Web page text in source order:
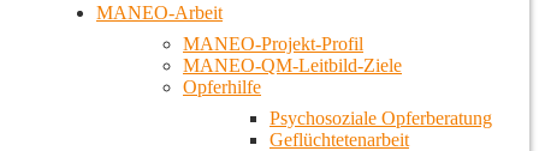
MANEO-Arbeit
MANEO-Projekt-Profil
MANEO-QM-Leitbild-Ziele
Opferhilfe
Psychosoziale Opferberatung
Geflüchtetenarbeit